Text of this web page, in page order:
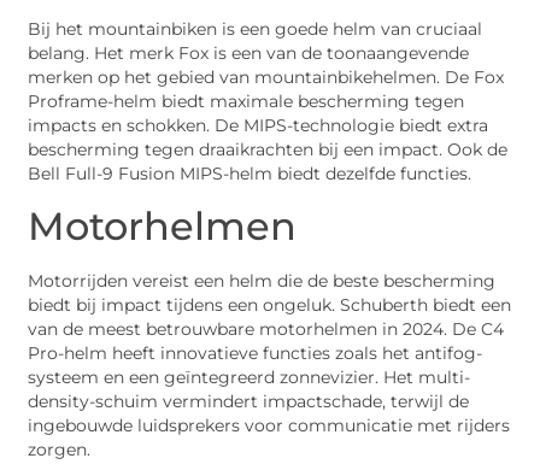
Bij het mountainbiken is een goede helm van cruciaal
belang. Het merk Fox is een van de toonaangevende
merken op het gebied van mountainbikehelmen. De Fox
Proframe-helm biedt maximale bescherming tegen
impacts en schokken. De MIPS-technologie biedt extra
bescherming tegen draaikrachten bij een impact. Ook de
Bell Full-9 Fusion MIPS-helm biedt dezelfde functies.
Motorhelmen
Motorrijden vereist een helm die de beste bescherming
biedt bij impact tijdens een ongeluk. Schuberth biedt een
van de meest betrouwbare motorhelmen in 2024. De C4
Pro-helm heeft innovatieve functies zoals het antifog-
systeem en een geïntegreerd zonnevizier. Het multi-
density-schuim vermindert impactschade, terwijl de
ingebouwde luidsprekers voor communicatie met rijders
zorgen.